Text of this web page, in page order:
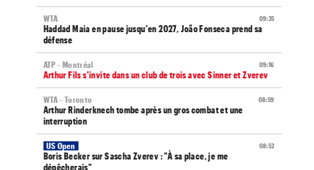
09:35
WTA
Haddad Maia en pause jusqu'en 2027, João Fonseca prend sa
défense
09:16
ATP - Montréal
Arthur Fils s'invite dans un club de trois avec Sinner et Zverev
08:59
WTA - Toronto
Arthur Rinderknech tombe après un gros combat et une
interruption
08:52
US Open
Boris Becker sur Sascha Zverev : "À sa place, je me
dépêcherais"